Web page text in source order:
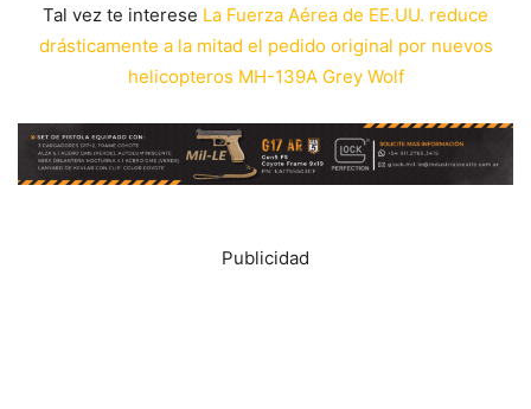
Tal vez te interese La Fuerza Aérea de EE.UU. reduce
drásticamente a la mitad el pedido original por nuevos
helicopteros MH-139A Grey Wolf
Publicidad